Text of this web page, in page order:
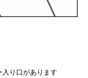
り口があります